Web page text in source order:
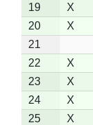
19
X
20
X
21
22
X
23
X
24
X
25
X